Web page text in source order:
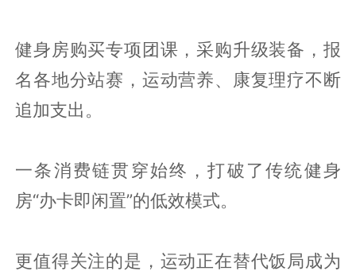
健身房购买专项团课，采购升级装备，报
名各地分站赛，运动营养、康复理疗不断
追加支出。
一条消费链贯穿始终，打破了传统健身
房“办卡即闲置”的低效模式。
更值得关注的是，运动正在替代饭局成为